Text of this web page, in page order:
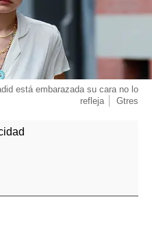
está embarazada su cara no lo
refleja
Gtres